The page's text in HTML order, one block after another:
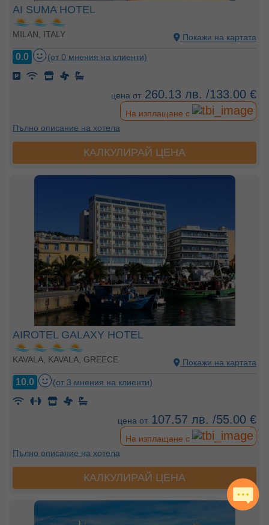
AI SUMA HOTEL
MILAN, ITALY Покажи на картата
0.0 (от 0 мнения на клиенти)
цена от 260.13 лв. /133.00 €
На изплащане с
Пълно описание на хотела
КАЛКУЛИРАЙ ЦЕНА
AIROTEL GALAXY HOTEL
KAVALA, KAVALA, GREECE Покажи на картата
10.0 (от 3 мнения на клиенти)
цена от 107.57 лв. /55.00 €
На изплащане с
Пълно описание на хотела
КАЛКУЛИРАЙ ЦЕНА